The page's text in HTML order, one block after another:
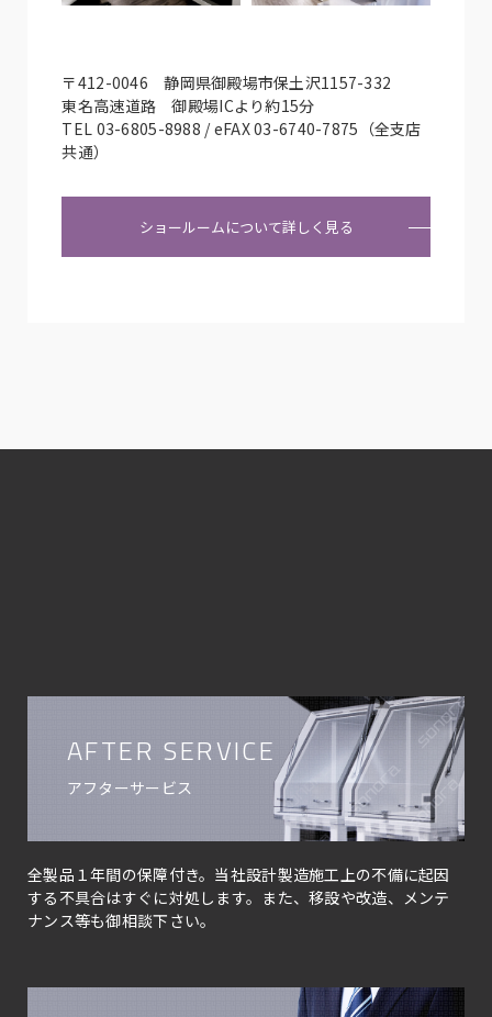
〒412-0046 静岡県御殿場市保土沢1157-332
東名高速道路 御殿場ICより約15分
TEL 03-6805-8988 / eFAX 03-6740-7875（全支店
共通）
ショールームについて詳しく見る
AFTER SERVICE
アフターサービス
全製品１年間の保障付き。当社設計製造施工上の不備に起因
する不具合はすぐに対処します。また、移設や改造、メンテ
ナンス等も御相談下さい。